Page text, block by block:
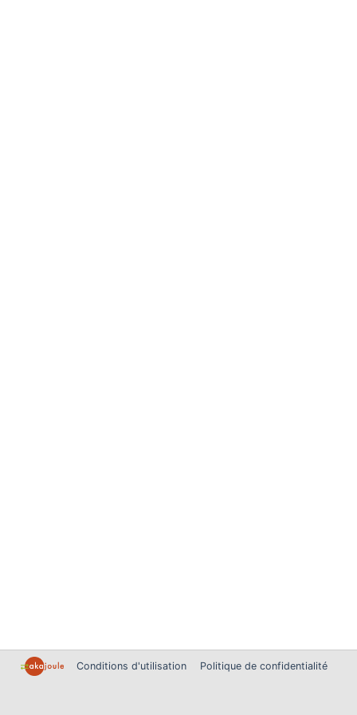
Conditions d'utilisation Politique de confidentialité